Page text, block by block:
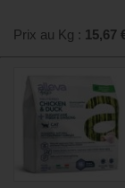
Prix au Kg : 15,67